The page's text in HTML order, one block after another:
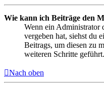
Wie kann ich Beiträge den
Wenn ein Administrator
vergeben hat, siehst du
Beitrags, um diesen zu
weiteren Schritte geführt.
Nach oben